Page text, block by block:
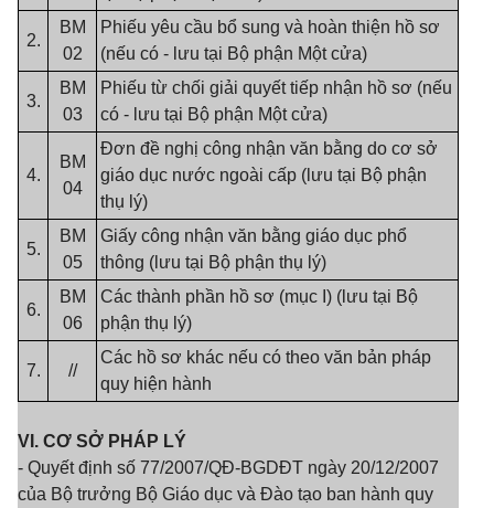
2.
BM
02
Phiếu yêu cầu bổ sung và hoàn thiện hồ sơ
(nếu có - lưu tại Bộ phận Một cửa)
3.
BM
03
Phiếu từ chối giải quyết tiếp nhận hồ sơ (nếu
có - lưu tại Bộ phận Một cửa)
4.
BM
04
Đơn đề nghị công nhận văn bằng do cơ sở
giáo dục nước ngoài cấp (lưu tại Bộ phận
thụ lý)
5.
BM
05
Giấy công nhận văn bằng giáo dục phổ
thông (lưu tại Bộ phận thụ lý)
6.
BM
06
Các thành phần hồ sơ (mục I) (lưu tại Bộ
phận thụ lý)
7. //
Các hồ sơ khác nếu có theo văn bản pháp
quy hiện hành
VI. CƠ SỞ PHÁP LÝ
- Quyết định số 77/2007/QĐ-BGDĐT ngày 20/12/2007
của Bộ trưởng Bộ Giáo dục và Đào tạo ban hành quy